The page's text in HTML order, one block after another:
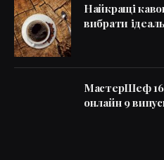
Найкращі
вибрати
МастерШеф 16
онлайн 9